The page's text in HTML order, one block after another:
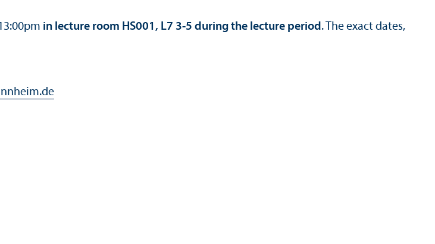
in lecture room HS001, L7 3-5 during the lecture period . The exact dates,